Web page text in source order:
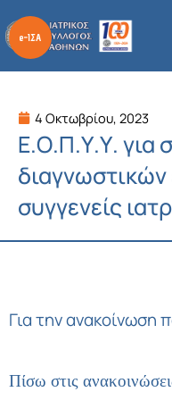
στο
περιεχόμενο
4 Οκτωβρίου, 2023
Ε.Ο.Π.Υ.Υ. για
συγγενείς
Για την ανακοίνωση
Πίσω στις